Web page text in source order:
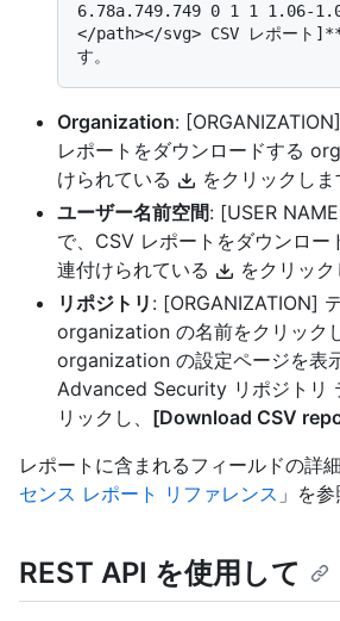
6.78a.749.749 0 1 1 1.06-
</path></svg> CSV レポート]**
Organization:
レポートをダウンロードする
けられている
をクリックしま
ユーザー名前空間: [USER
で、CSV レポートをダウンロー
連付けられている
をクリック
リポジトリ : [ORGANIZATION]
organization の名前をクリック
organization の設定ページを表
Advanced Security リポジトリ
リックし、 [Download CSV
レポートに含まれるフィールドの詳
センス レポート リファレンス 」を
REST API を使用して